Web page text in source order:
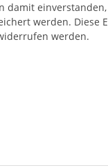
werden. Diese
werden.